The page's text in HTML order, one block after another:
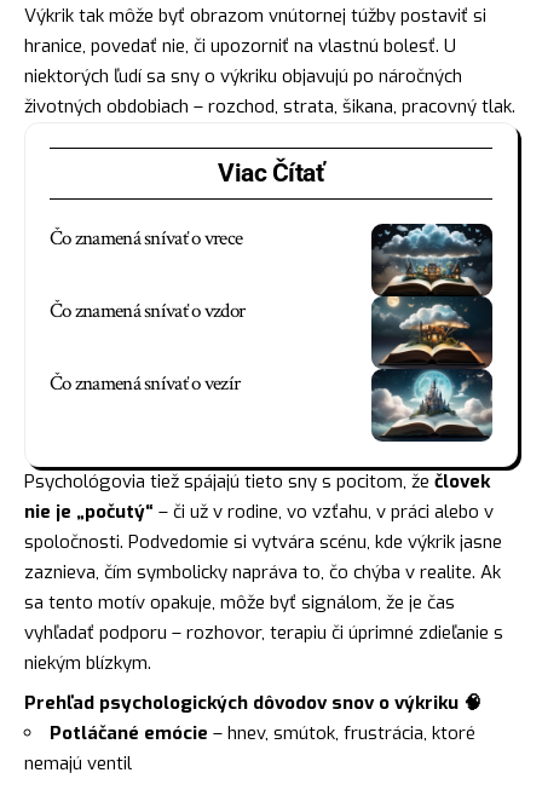
Výkrik tak môže byť obrazom vnútornej túžby postaviť si
hranice, povedať nie, či upozorniť na vlastnú bolesť. U
niektorých ľudí sa sny o výkriku objavujú po náročných
životných obdobiach – rozchod, strata, šikana, pracovný tlak.
Viac Čítať
Čo znamená snívať o vrece
Čo znamená snívať o vzdor
Čo znamená snívať o vezír
Psychológovia tiež spájajú tieto sny s pocitom, že človek
nie je „počutý“ – či už v rodine, vo vzťahu, v práci alebo v
spoločnosti. Podvedomie si vytvára scénu, kde výkrik jasne
zaznieva, čím symbolicky napráva to, čo chýba v realite. Ak
sa tento motív opakuje, môže byť signálom, že je čas
vyhľadať podporu – rozhovor, terapiu či úprimné zdieľanie s
niekým blízkym.
Prehľad psychologických dôvodov snov o výkriku 🧠
Potláčané emócie – hnev, smútok, frustrácia, ktoré
nemajú ventil